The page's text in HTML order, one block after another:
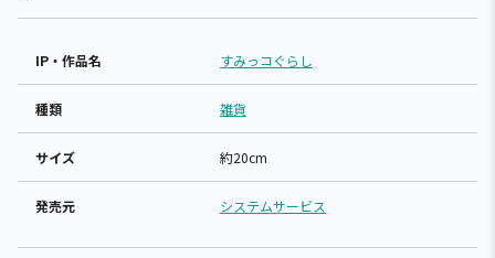
IP・作品名 すみっコぐらし
種類 雑貨
サイズ 約20cm
発売元 システムサービス